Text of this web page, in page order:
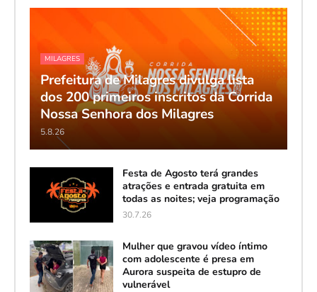
MILAGRES
Prefeitura de Milagres divulga lista
dos 200 primeiros inscritos da Corrida
Nossa Senhora dos Milagres
5.8.26
Festa de Agosto terá grandes
atrações e entrada gratuita em
todas as noites; veja programação
30.7.26
Mulher que gravou vídeo íntimo
com adolescente é presa em
Aurora suspeita de estupro de
vulnerável